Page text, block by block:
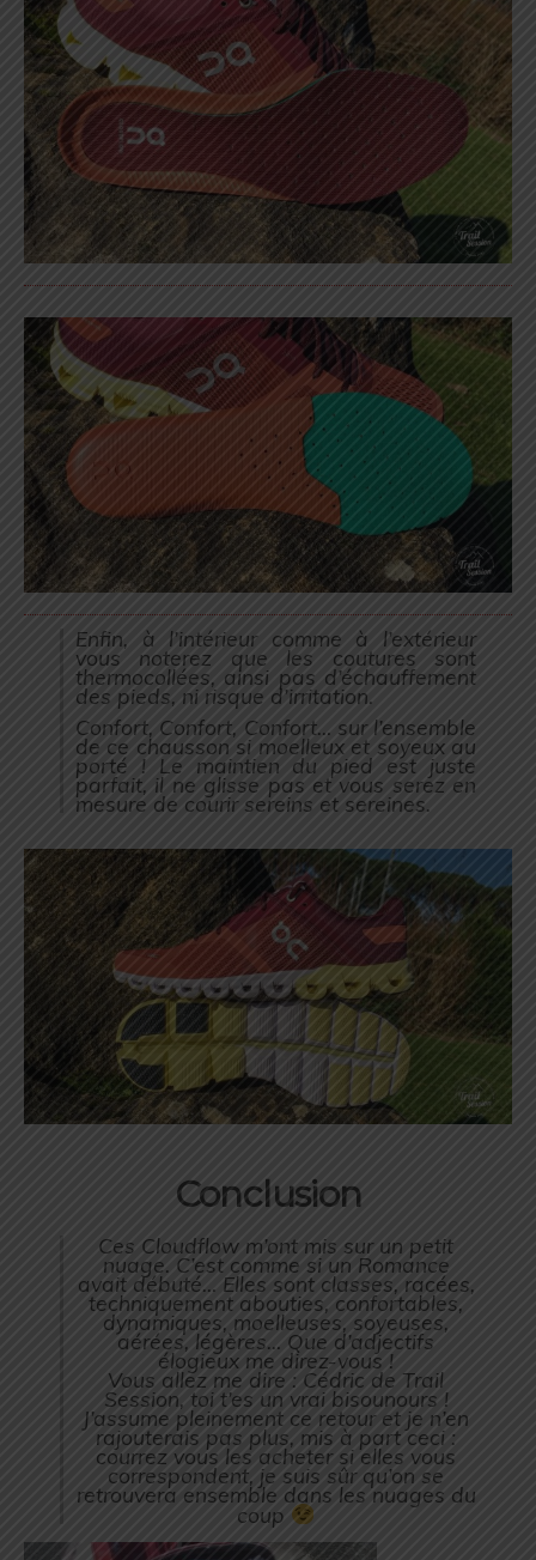
Enfin, à l’intérieur comme à l’extérieur
vous noterez que les coutures sont
thermocollées, ainsi pas d’échauffement
des pieds, ni risque d’irritation.
Confort, Confort, Confort… sur l’ensemble
de ce chausson si moelleux et soyeux au
porté ! Le maintien du pied est juste
parfait, il ne glisse pas et vous serez en
mesure de courir sereins et sereines.
Conclusion
Ces Cloudflow m’ont mis sur un petit
nuage. C’est comme si un Romance
avait débuté… Elles sont classes, racées,
techniquement abouties, confortables,
dynamiques, moelleuses, soyeuses,
aérées, légères… Que d’adjectifs
élogieux me direz-vous !
Vous allez me dire : Cédric de Trail
Session, toi t’es un vrai bisounours !
J’assume pleinement ce retour et je n’en
rajouterais pas plus, mis à part ceci :
courrez vous les acheter si elles vous
correspondent, je suis sûr qu’on se
retrouvera ensemble dans les nuages du
coup